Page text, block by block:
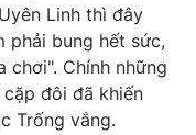
Phạm Quốc Thắng,
355 932
Linh thì đây
phải bung hết sức,
chơi". Chính những
đôi đã khiến
Trống vắng.